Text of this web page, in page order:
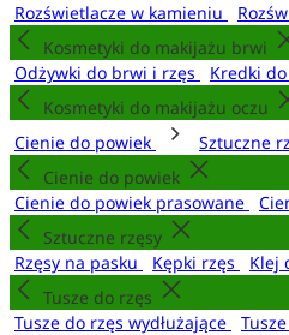
Rozświetlacze w kamieniu
Kosmetyki do makijażu brwi
Odżywki do brwi i rzęs
Kredki
Kosmetyki do makijażu oczu
Cienie do powiek
Sztuczne
Cienie do powiek
Cienie do powiek prasowane
Sztuczne rzęsy
Rzęsy na pasku
Kępki rzęs
Klej
Tusze do rzęs
Tusze do rzęs wydłużające